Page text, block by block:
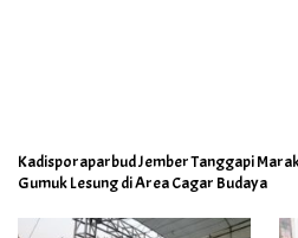
Kadisporaparbud Jember Tanggapi
Gumuk Lesung di Area Cagar Budaya